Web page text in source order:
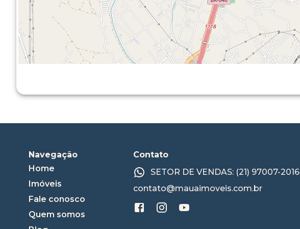
Navegação
Home
Imóveis
Fale conosco
Quem somos
Contato
SETOR DE VENDAS: (21) 97007-2016
contato@mauaimoveis.com.br